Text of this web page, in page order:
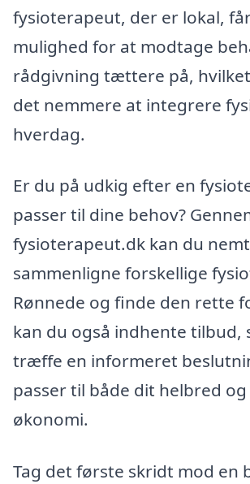
fysioterapeut, der er lokal,
mulighed for at modtage
rådgivning tættere på,
det nemmere at integrere
hverdag.
Er du på udkig efter en
passer til dine behov?
fysioterapeut.dk kan du nemt
sammenligne forskellige
Rønnede og finde den rette
kan du også indhente tilbud,
træffe en informeret
passer til både dit helbred
økonomi.
Tag det første skridt mod en